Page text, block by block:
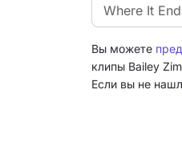
Where It
Вы можете
клипы Bailey
Если вы не